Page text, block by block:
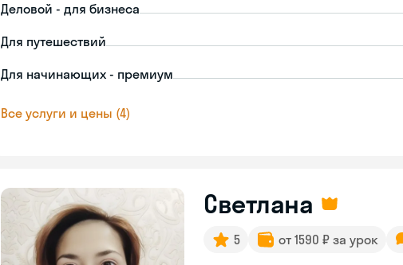
Деловой - для бизнеса
Для путешествий
Для начинающих - премиум
Все услуги и цены (4)
Светлана
5 от 1590 ₽ за урок